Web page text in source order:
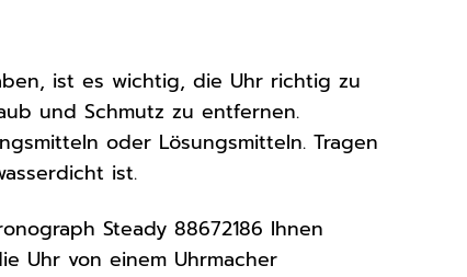
ist es wichtig, die Uhr richtig zu
und Schmutz zu entfernen.
oder Lösungsmitteln. Tragen
ist.
Steady 88672186 Ihnen
Uhr von einem Uhrmacher